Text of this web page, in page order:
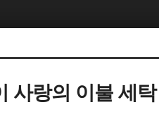
사랑의 이불 세